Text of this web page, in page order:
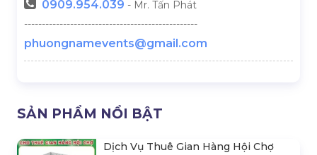
Dịch Vụ Thuê Nhà Bạt Mái Trong
Liên hệ
Dịch Vụ Thuê Nhà Bạt Sự Kiện